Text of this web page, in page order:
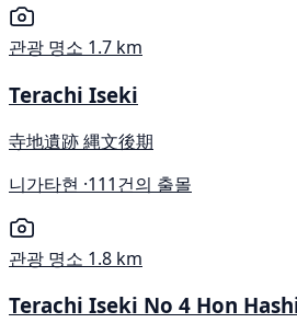
관광 명소 1.7 km
Terachi Iseki
寺地遺跡 縄文後期
니가타현 ·111건의 출몰
관광 명소 1.8 km
Terachi Iseki No 4 Hon